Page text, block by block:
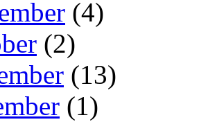
(4)
(2)
(13)
(1)